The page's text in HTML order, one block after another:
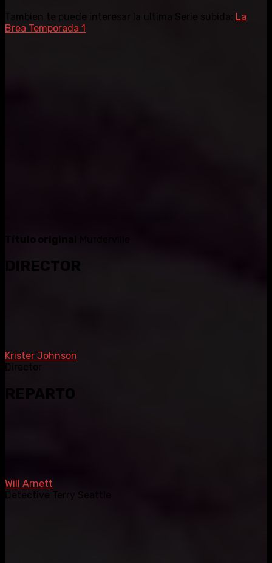
Tambien te puede interesar la ultima Serie subida: La
Brea Temporada 1
DIRECTOR
Krister Johnson
Will Arnett